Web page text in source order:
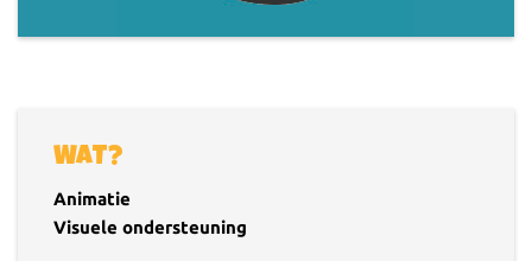
WAT?
Animatie
Visuele ondersteuning